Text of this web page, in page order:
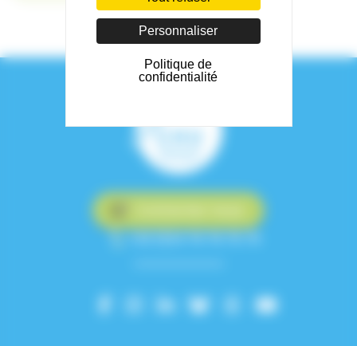
+33 (0)4 76 76 75 75
Personnaliser
Politique de
confidentialité